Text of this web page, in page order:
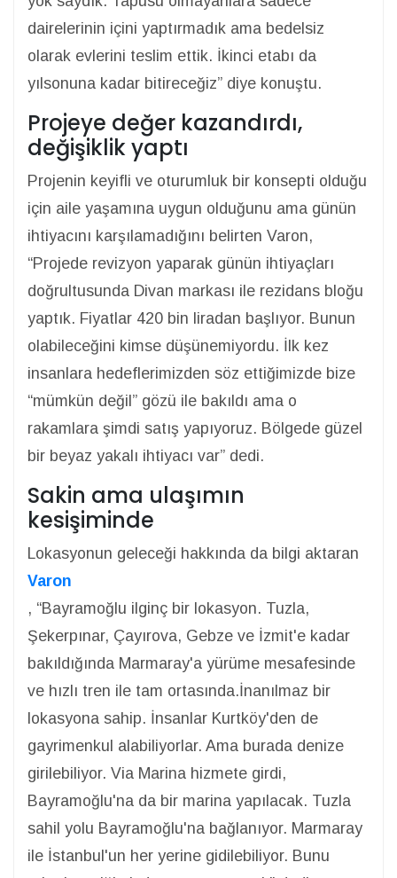
dairelerinin içini yaptırmadık ama bedelsiz
olarak evlerini teslim ettik. İkinci etabı da
yılsonuna kadar bitireceğiz” diye konuştu.
Projeye değer kazandırdı,
değişiklik yaptı
Projenin keyifli ve oturumluk bir konsepti olduğu
için aile yaşamına uygun olduğunu ama günün
ihtiyacını karşılamadığını belirten Varon,
“Projede revizyon yaparak günün ihtiyaçları
doğrultusunda Divan markası ile rezidans bloğu
yaptık. Fiyatlar 420 bin liradan başlıyor. Bunun
olabileceğini kimse düşünemiyordu. İlk kez
insanlara hedeflerimizden söz ettiğimizde bize
“mümkün değil” gözü ile bakıldı ama o
rakamlara şimdi satış yapıyoruz. Bölgede güzel
bir beyaz yakalı ihtiyacı var” dedi.
Sakin ama ulaşımın
kesişiminde
Lokasyonun geleceği hakkında da bilgi aktaran
Varon
, “Bayramoğlu ilginç bir lokasyon. Tuzla,
Şekerpınar, Çayırova, Gebze ve İzmit'e kadar
bakıldığında Marmaray'a yürüme mesafesinde
ve hızlı tren ile tam ortasında.İnanılmaz bir
lokasyona sahip. İnsanlar Kurtköy'den de
gayrimenkul alabiliyorlar. Ama burada denize
girilebiliyor. Via Marina hizmete girdi,
Bayramoğlu'na da bir marina yapılacak. Tuzla
sahil yolu Bayramoğlu'na bağlanıyor. Marmaray
ile İstanbul'un her yerine gidilebiliyor. Bunu